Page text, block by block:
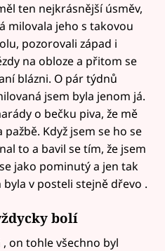
ten nejkrásnější úsměv,
milovala jeho s takovou
pozorovali západ i
na obloze a přitom se
blázni. O pár týdnů
jsem byla jenom já.
o bečku piva, že mě
Když jsem se ho se
to a bavil se tím, že jsem
jako pominutý a jen tak
v posteli stejně dřevo .
bolí
on tohle všechno byl